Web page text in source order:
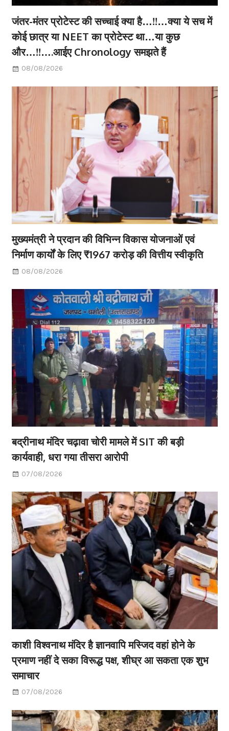
जंतर-मंतर प्रोटेस्ट की सच्चाई क्या है…!!…क्या ये सच में
कोई छात्र या NEET का प्रोटेस्ट था…या कुछ
और…!!….आईए Chronology समझते हैं
08/08/2026
मुख्यमंत्री ने प्रदान की विभिन्न विकास योजनाओं एवं
निर्माण कार्यों के लिए ₹1967 करोड़ की वित्तीय स्वीकृति
08/08/2026
बद्रीनाथ मंदिर चढ़ावा चोरी मामले में SIT की बड़ी
कार्यवाही, धरा गया तीसरा आरोपी
07/08/2026
काशी विश्वनाथ मंदिर है ज्ञानवापि मस्जिद वहां होने के
प्रमाण नहीं दे सका विरूद्ध पक्ष, शीघ्र आ सकता एक शुभ
समाचार
07/08/2026